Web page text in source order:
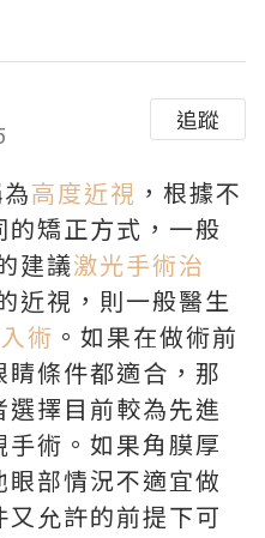
追蹤
高度近視 ，根據不
矯正方式，一般
建議激光手術治
近視，則一般醫生
術 。如果在做術前
條件都適合，那
擇目前較為先進
術。如果角膜厚
部情況不適宜做
允許的前提下可